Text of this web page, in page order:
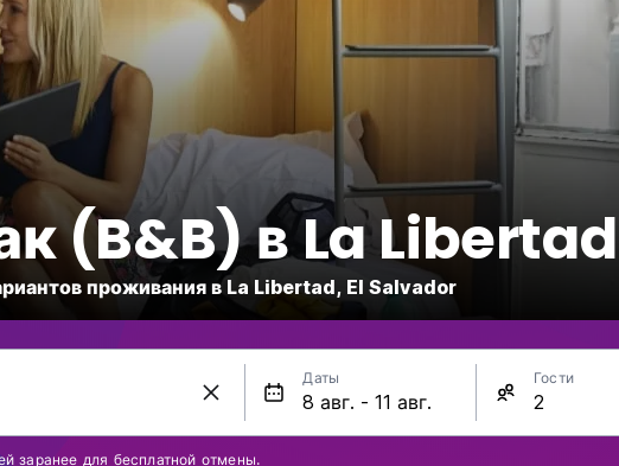
(B&B) в La Libertad
проживания в La Libertad, El Salvador
Даты Гости
заранее для бесплатной отмены.